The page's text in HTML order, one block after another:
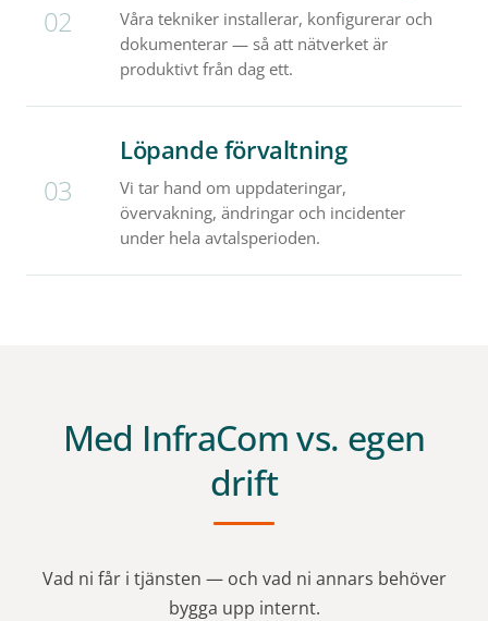
02
Våra tekniker installerar, konfigurerar och
dokumenterar — så att nätverket är
produktivt från dag ett.
03
Löpande förvaltning
Vi tar hand om uppdateringar,
övervakning, ändringar och incidenter
under hela avtalsperioden.
Med InfraCom vs. egen
drift
Vad ni får i tjänsten — och vad ni annars behöver
bygga upp internt.